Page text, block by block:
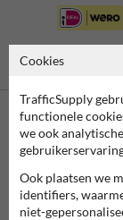
Neem contact
Wij zijn op
7920070.
Vragen? Stuur
formulier in en we
Cookies
TrafficSupply
functionele
we ook
Ook plaatsen we
identifiers,
niet-